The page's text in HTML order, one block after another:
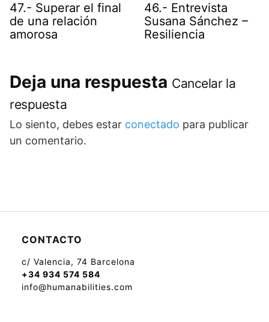
47.- Superar el final
de una relación
amorosa
46.- Entrevista
Susana Sánchez –
Resiliencia
Deja una respuesta Cancelar la
respuesta
Lo siento, debes estar conectado para publicar
un comentario.
CONTACTO
c/ Valencia, 74 Barcelona
+34 934 574 584
info@humanabilities.com